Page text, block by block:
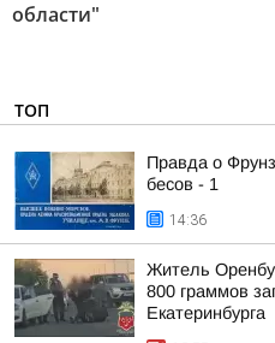
области"
ТОП
Правда о
бесов - 1
14:36
Житель
800 граммов
Екатеринбурга